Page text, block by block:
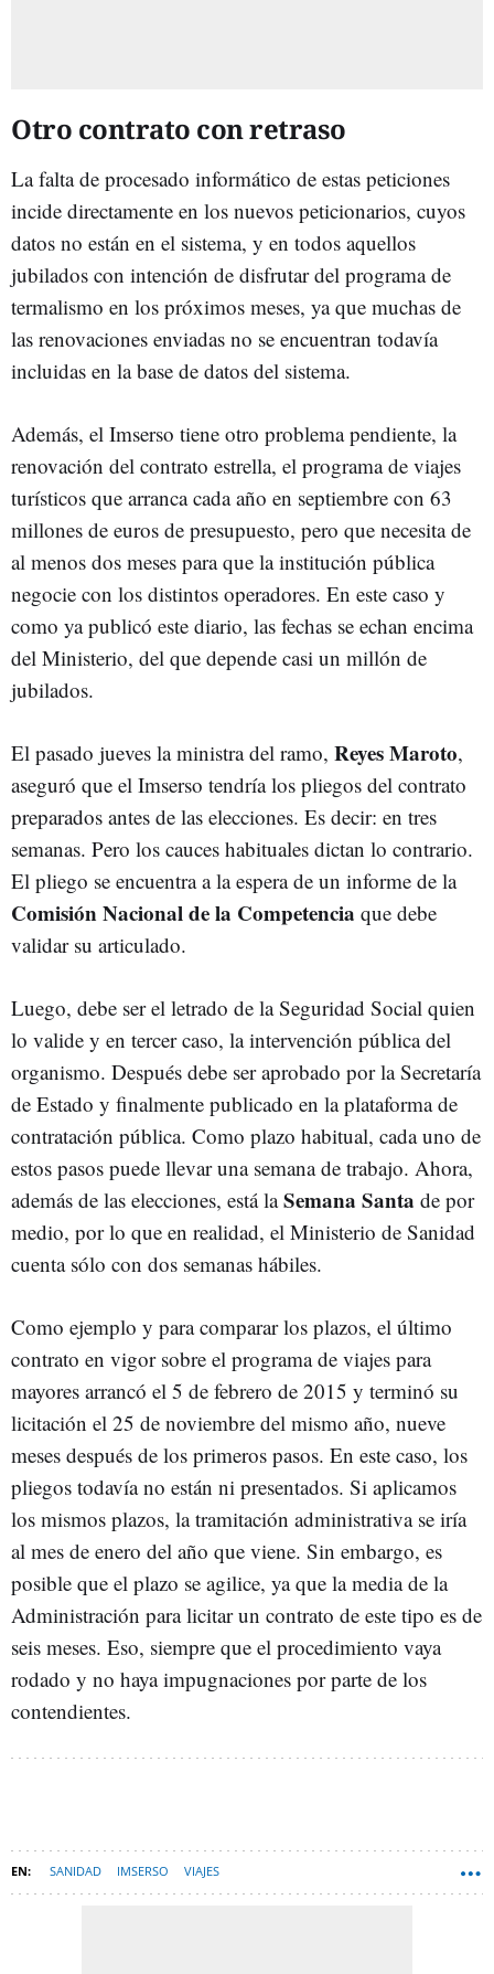
Otro contrato con retraso
La falta de procesado informático de estas peticiones
incide directamente en los nuevos peticionarios, cuyos
datos no están en el sistema, y en todos aquellos
jubilados con intención de disfrutar del programa de
termalismo en los próximos meses, ya que muchas de
las renovaciones enviadas no se encuentran todavía
incluidas en la base de datos del sistema.
Además, el Imserso tiene otro problema pendiente, la
renovación del contrato estrella, el programa de viajes
turísticos que arranca cada año en septiembre con 63
millones de euros de presupuesto, pero que necesita de
al menos dos meses para que la institución pública
negocie con los distintos operadores. En este caso y
como ya publicó este diario, las fechas se echan encima
del Ministerio, del que depende casi un millón de
jubilados.
El pasado jueves la ministra del ramo, Reyes Maroto,
aseguró que el Imserso tendría los pliegos del contrato
preparados antes de las elecciones. Es decir: en tres
semanas. Pero los cauces habituales dictan lo contrario.
El pliego se encuentra a la espera de un informe de la
Comisión Nacional de la Competencia que debe
validar su articulado.
Luego, debe ser el letrado de la Seguridad Social quien
lo valide y en tercer caso, la intervención pública del
organismo. Después debe ser aprobado por la Secretaría
de Estado y finalmente publicado en la plataforma de
contratación pública. Como plazo habitual, cada uno de
estos pasos puede llevar una semana de trabajo. Ahora,
además de las elecciones, está laSemana Santa de por
medio, por lo que en realidad, el Ministerio de Sanidad
cuenta sólo con dos semanas hábiles.
Como ejemplo y para comparar los plazos, el último
contrato en vigor sobre el programa de viajes para
mayores arrancó el 5 de febrero de 2015 y terminó su
licitación el 25 de noviembre del mismo año, nueve
meses después de los primeros pasos. En este caso, los
pliegos todavía no están ni presentados. Si aplicamos
los mismos plazos, la tramitación administrativa se iría
al mes de enero del año que viene. Sin embargo, es
posible que el plazo se agilice, ya que la media de la
Administración para licitar un contrato de este tipo es de
seis meses. Eso, siempre que el procedimiento vaya
rodado y no haya impugnaciones por parte de los
contendientes.
SANIDAD IMSERSO VIAJES